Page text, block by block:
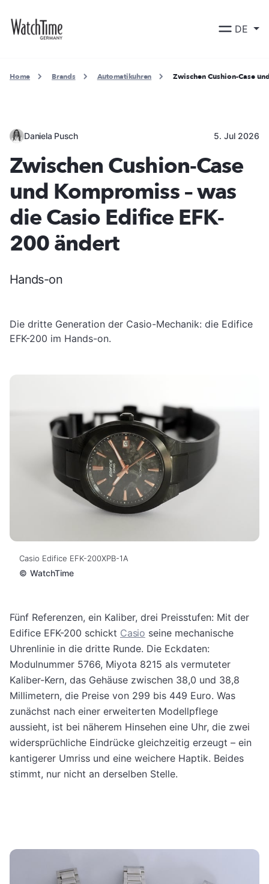
DE
Home Brands Automatikuhren Zwischen Cushion-Case
Daniela Pusch 5. Jul 2026
Zwischen Cushion-Case
und Kompromiss – was
die Casio Edifice EFK-
200 ändert
Hands-on
Die dritte Generation der Casio-Mechanik: die Edifice
EFK-200 im Hands-on.
Casio Edifice EFK-200XPB-1A
© WatchTime
Fünf Referenzen, ein Kaliber, drei Preisstufen: Mit der
Edifice EFK-200 schickt Casio seine mechanische
Uhrenlinie in die dritte Runde. Die Eckdaten:
Modulnummer 5766, Miyota 8215 als vermuteter
Kaliber-Kern, das Gehäuse zwischen 38,0 und 38,8
Millimetern, die Preise von 299 bis 449 Euro. Was
zunächst nach einer erweiterten Modellpflege
aussieht, ist bei näherem Hinsehen eine Uhr, die zwei
widersprüchliche Eindrücke gleichzeitig erzeugt – ein
kantigerer Umriss und eine weichere Haptik. Beides
stimmt, nur nicht an derselben Stelle.